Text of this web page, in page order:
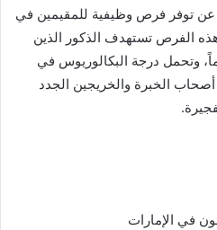
عن توفر فرص وظيفية للمقيمين في
هذه الفرص تستهدف الذكور الذين
أعمارهم بين 25 و40 عاماً، وتحمل درجة البكالوريوس في
الخبرة والخريجين الجدد
في الإمارات